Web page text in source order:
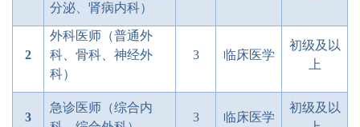
分泌、肾病内科）
2
外科医师（普通外
科、骨科、神经外
科）
3 临床医学
初级及以
上
3
急诊医师（综合内
3 临床医学
初级及以